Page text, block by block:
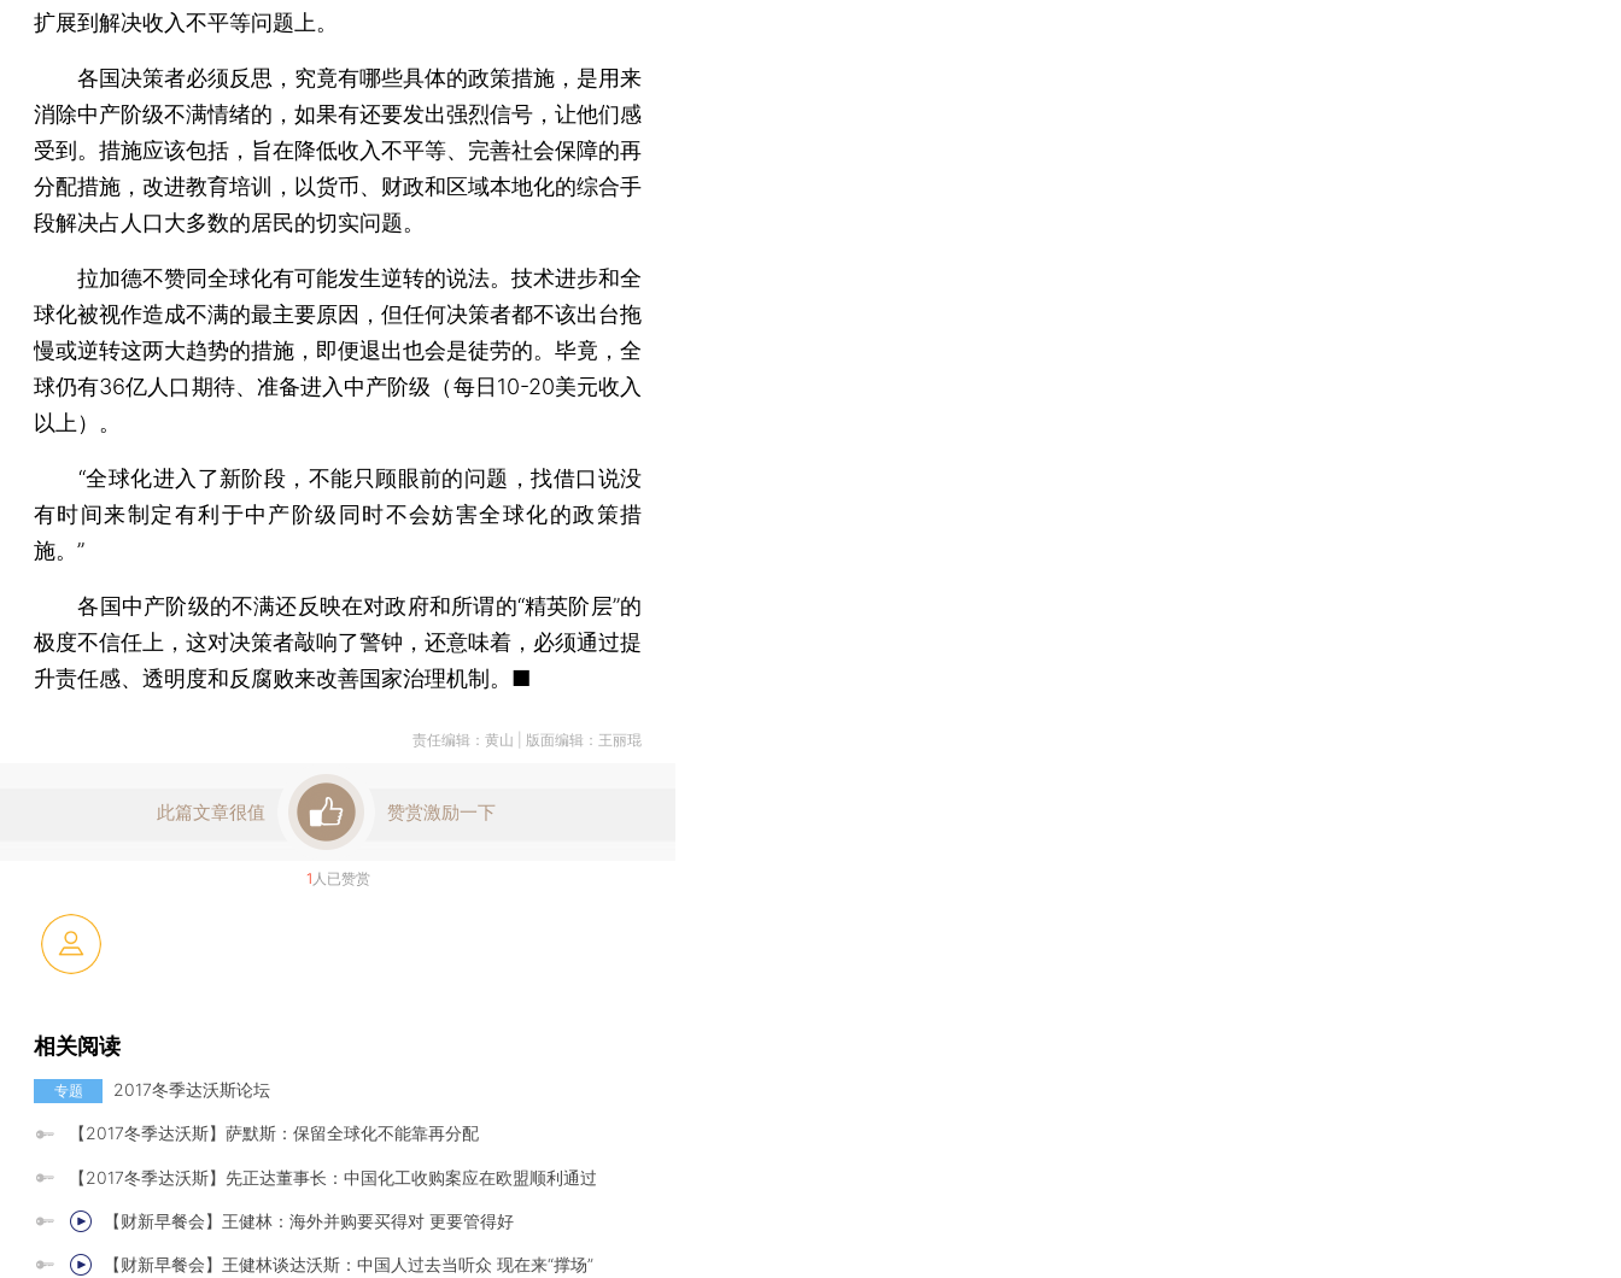
扩展到解决收入不平等问题上。
各国决策者必须反思，究竟有哪些具体的政策措施，是用来
消除中产阶级不满情绪的，如果有还要发出强烈信号，让他们感
受到。措施应该包括，旨在降低收入不平等、完善社会保障的再
分配措施，改进教育培训，以货币、财政和区域本地化的综合手
段解决占人口大多数的居民的切实问题。
拉加德不赞同全球化有可能发生逆转的说法。技术进步和全
球化被视作造成不满的最主要原因，但任何决策者都不该出台拖
慢或逆转这两大趋势的措施，即便退出也会是徒劳的。毕竟，全
球仍有36亿人口期待、准备进入中产阶级（每日10-20美元收入
以上）。
“全球化进入了新阶段，不能只顾眼前的问题，找借口说没
有时间来制定有利于中产阶级同时不会妨害全球化的政策措
施。”
各国中产阶级的不满还反映在对政府和所谓的“精英阶层”的
极度不信任上，这对决策者敲响了警钟，还意味着，必须通过提
升责任感、透明度和反腐败来改善国家治理机制。■
责任编辑：黄山 | 版面编辑：王丽琨
此篇文章很值 赞赏激励一下
1 人已赞赏
相关阅读
专题 2017冬季达沃斯论坛
【2017冬季达沃斯】萨默斯：保留全球化不能靠再分配
【2017冬季达沃斯】先正达董事长：中国化工收购案应在欧盟顺利通过
【财新早餐会】王健林：海外并购要买得对 更要管得好
【财新早餐会】王健林谈达沃斯：中国人过去当听众 现在来“撑场”